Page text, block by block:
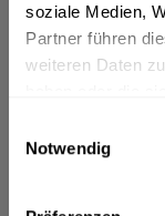
soziale Medien,
Partner führen
weiteren Daten
Notwendig
Artikel-Nr.:
Verfügbar in:
mehr